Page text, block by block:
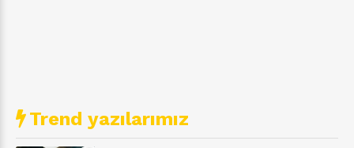
Trend yazılarımız